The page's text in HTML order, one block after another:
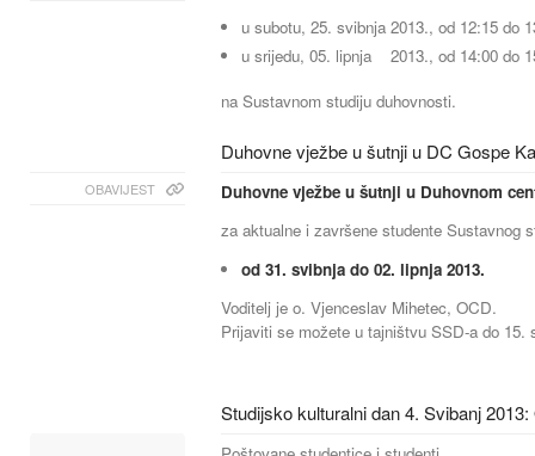
u subotu, 25. svibnja 2013., od 12:15 do
u srijedu, 05. lipnja 2013., od 14:00 do
na Sustavnom studiju duhovnosti.
Duhovne vježbe u šutnji u DC Gospe
OBAVIJEST
Duhovne vježbe u šutnji u Duhovnom
za aktualne i završene studente Sustavnog
od 31. svibnja do 02. lipnja 2013.
Voditelj je o. Vjenceslav Mihetec, OCD.
Prijaviti se možete u tajništvu SSD-a do 15.
Studijsko kulturalni dan 4. Svibanj